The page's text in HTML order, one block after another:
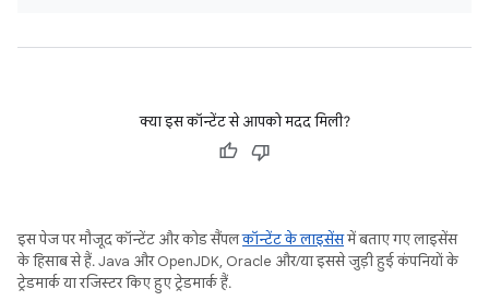
क्या इस कॉन्टेंट से आपको मदद मिली?
इस पेज पर मौजूद कॉन्टेंट और कोड सैंपलकॉन्टेंट के लाइसेंसमें बताए गए लाइसेंस
के हिसाब से हैं. Java और OpenJDK, Oracle और/या इससे जुड़ी हुई कंपनियों के
ट्रेडमार्क या रजिस्टर किए हुए ट्रेडमार्क हैं.